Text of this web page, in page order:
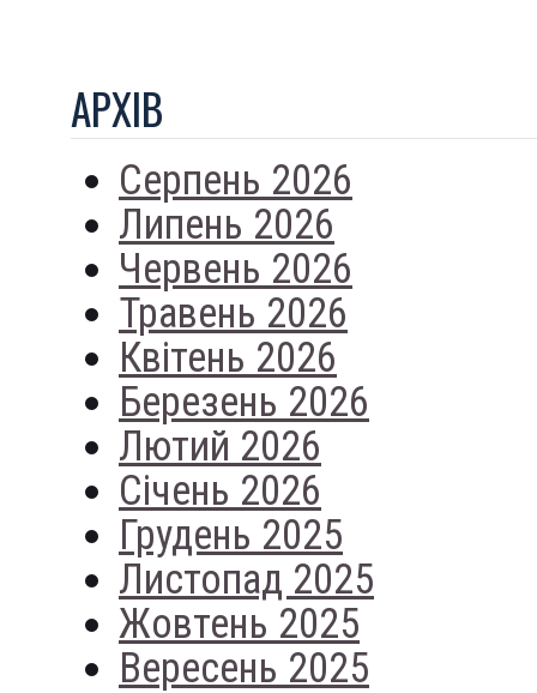
АРХIВ
Серпень 2026
Липень 2026
Червень 2026
Травень 2026
Квітень 2026
Березень 2026
Лютий 2026
Січень 2026
Грудень 2025
Листопад 2025
Жовтень 2025
Вересень 2025